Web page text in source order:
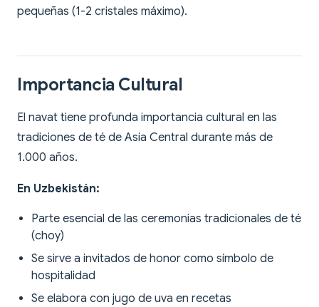
pequeñas (1-2 cristales máximo).
Importancia Cultural
El navat tiene profunda importancia cultural en las
tradiciones de té de Asia Central durante más de
1.000 años.
En Uzbekistán:
Parte esencial de las ceremonias tradicionales de té
(choy)
Se sirve a invitados de honor como símbolo de
hospitalidad
Se elabora con jugo de uva en recetas